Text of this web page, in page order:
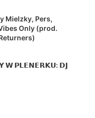
Mielzky, Pers,
Only (prod.
𝗪 𝗣𝗟𝗘𝗡𝗘𝗥𝗞𝗨: 𝗗𝗝